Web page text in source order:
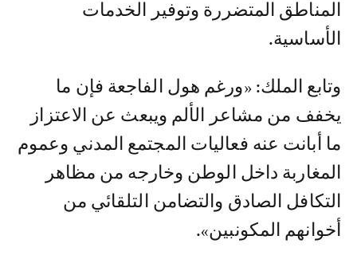
المناطق المتضررة وتوفير الخدمات
الأساسية.
وتابع الملك: «ورغم هول الفاجعة فإن ما
يخفف من مشاعر الألم ويبعث عن الاعتزاز
ما أبانت عنه فعاليات المجتمع المدني وعموم
المغاربة داخل الوطن وخارجه من مظاهر
التكافل الصادق والتضامن التلقائي من
أخوانهم المكونبين».